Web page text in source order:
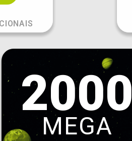
2000
MEGA